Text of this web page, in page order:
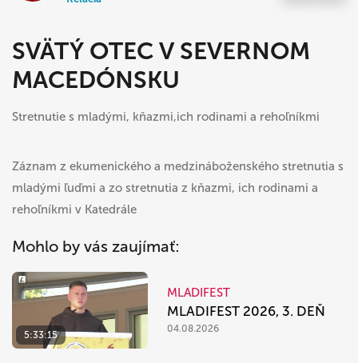
SVÄTÝ OTEC V SEVERNOM
MACEDÓNSKU
Stretnutie s mladými, kňazmi,ich rodinami a rehoľníkmi
Záznam z ekumenického a medzináboženského stretnutia s
mladými ľuďmi a zo stretnutia z kňazmi, ich rodinami a
rehoľníkmi v Katedrále
Mohlo by vás zaujímať:
5:33:15
MLADIFEST
MLADIFEST 2026, 3. DEŇ
04.08.2026